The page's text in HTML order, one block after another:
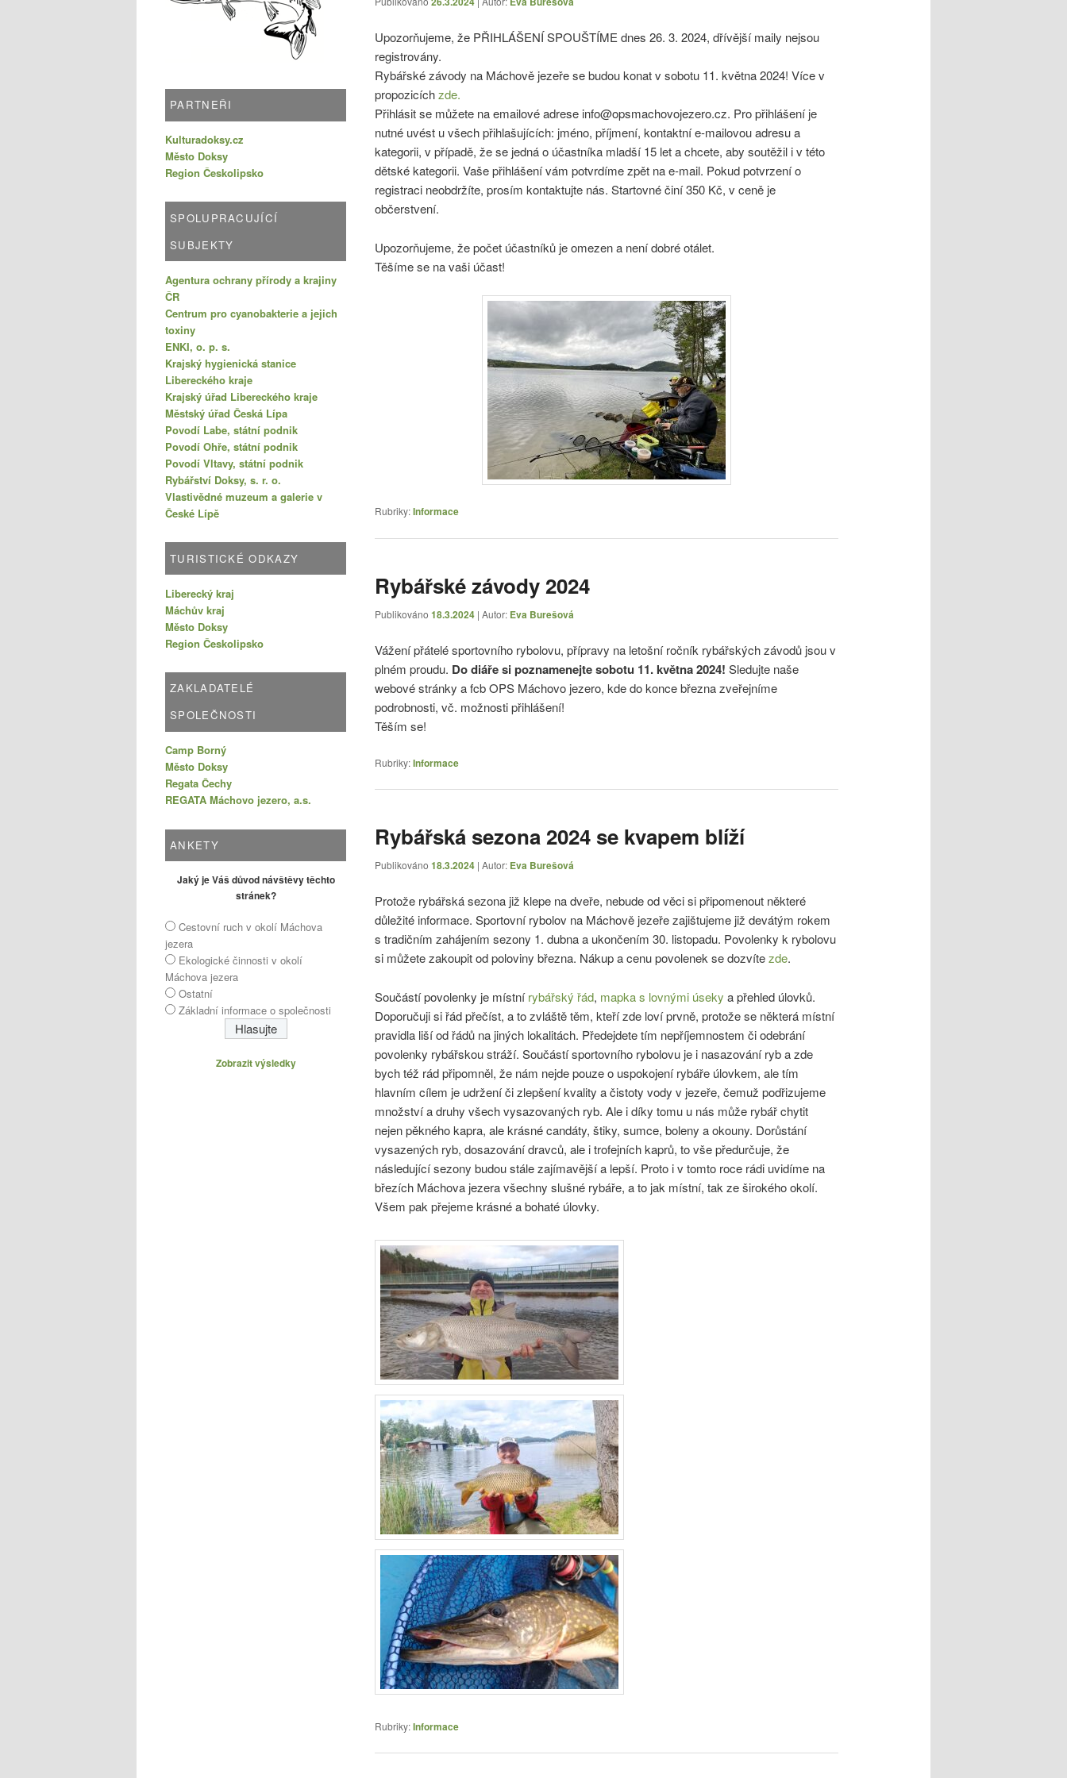
Upozorňujeme, že PŘIHLÁŠENÍ SPOUŠTÍME dnes 26. 3. 2024, dřívější maily nejsou
registrovány.
Rybářské závody na Máchově jezeře se budou konat v sobotu 11. května 2024! Více v
propozicíchzde.
Přihlásit se můžete na emailové adrese info@opsmachovojezero.cz. Pro přihlášení je
nutné uvést u všech přihlašujících: jméno, příjmení, kontaktní e-mailovou adresu a
kategorii, v případě, že se jedná o účastníka mladší 15 let a chcete, aby soutěžil i v této
dětské kategorii. Vaše přihlášení vám potvrdíme zpět na e-mail. Pokud potvrzení o
registraci neobdržíte, prosím kontaktujte nás. Startovné činí 350 Kč, v ceně je
občerstvení.
Upozorňujeme, že počet účastníků je omezen a není dobré otálet.
Těšíme se na vaši účast!
Rubriky:Informace
Rybářské závody 2024
Publikováno 18.3.2024 | Autor: Eva Burešová
Vážení přátelé sportovního rybolovu, přípravy na letošní ročník rybářských závodů jsou v
plném proudu. Do diáře si poznamenejte sobotu 11. května 2024! Sledujte naše
webové stránky a fcb OPS Máchovo jezero, kde do konce března zveřejníme
podrobnosti, vč. možnosti přihlášení!
Těším se!
Rubriky:Informace
Rybářská sezona 2024 se kvapem blíží
Publikováno 18.3.2024 | Autor: Eva Burešová
Protože rybářská sezona již klepe na dveře, nebude od věci si připomenout některé
důležité informace. Sportovní rybolov na Máchově jezeře zajištujeme již devátým rokem
s tradičním zahájením sezony 1. dubna a ukončením 30. listopadu. Povolenky k rybolovu
si můžete zakoupit od poloviny března. Nákup a cenu povolenek se dozvítezde.
Součástí povolenky je místnírybářský řád, mapka s lovnými úseky a přehled úlovků.
Doporučuji si řád přečíst, a to zvláště těm, kteří zde loví prvně, protože se některá místní
pravidla liší od řádů na jiných lokalitách. Předejdete tím nepříjemnostem či odebrání
povolenky rybářskou stráží. Součástí sportovního rybolovu je i nasazování ryb a zde
bych též rád připomněl, že nám nejde pouze o uspokojení rybáře úlovkem, ale tím
hlavním cílem je udržení či zlepšení kvality a čistoty vody v jezeře, čemuž podřizujeme
množství a druhy všech vysazovaných ryb. Ale i díky tomu u nás může rybář chytit
nejen pěkného kapra, ale krásné candáty, štiky, sumce, boleny a okouny. Dorůstání
vysazených ryb, dosazování dravců, ale i trofejních kaprů, to vše předurčuje, že
následující sezony budou stále zajímavější a lepší. Proto i v tomto roce rádi uvidíme na
březích Máchova jezera všechny slušné rybáře, a to jak místní, tak ze širokého okolí.
Všem pak přejeme krásné a bohaté úlovky.
Rubriky:Informace
PARTNEŘI
Kulturadoksy.cz
Město Doksy
Region Českolipsko
SPOLUPRACUJÍCÍ
SUBJEKTY
Agentura ochrany přírody a krajiny
ČR
Centrum pro cyanobakterie a jejich
toxiny
ENKI, o. p. s.
Krajský hygienická stanice
Libereckého kraje
Krajský úřad Libereckého kraje
Městský úřad Česká Lípa
Povodí Labe, státní podnik
Povodí Ohře, státní podnik
Povodí Vltavy, státní podnik
Rybářství Doksy, s. r. o.
Vlastivědné muzeum a galerie v
České Lípě
TURISTICKÉ ODKAZY
Liberecký kraj
Máchův kraj
Město Doksy
Region Českolipsko
ZAKLADATELÉ
SPOLEČNOSTI
Camp Borný
Město Doksy
Regata Čechy
REGATA Máchovo jezero, a.s.
ANKETY
Jaký je Váš důvod návštěvy těchto
stránek?
Cestovní ruch v okolí Máchova
jezera
Ekologické činnosti v okolí
Máchova jezera
Ostatní
Základní informace o společnosti
Zobrazit výsledky